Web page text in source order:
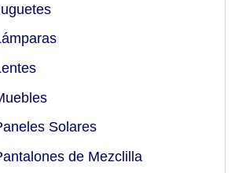
Solares
de Mezclilla